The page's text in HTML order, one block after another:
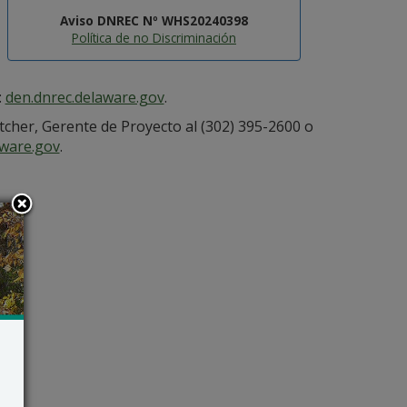
Aviso DNREC Nº WHS20240398
Política de no Discriminación
den.dnrec.delaware.gov.
Gerente de Proyecto al (302) 395-2600 o
.